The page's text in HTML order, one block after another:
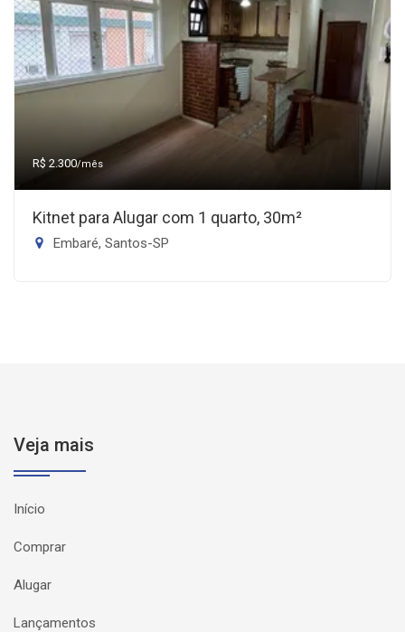
R$ 2.300/mês
Kitnet para Alugar com 1 quarto, 30m²
Embaré, Santos-SP
Veja mais
Início
Comprar
Alugar
Lançamentos